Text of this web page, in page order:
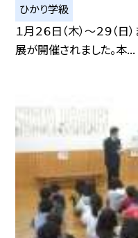
ひかり学級
１月２６日（木）〜２９（
展が開催されました。本...